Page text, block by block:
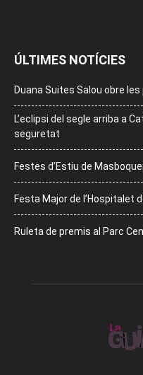
ÚLTIMES NOTÍCIES
Duana Suites Salou obre
L’eclipsi del segle arriba a
seguretat
Festes d’Estiu de
Festa Major de l’Hospitalet
Ruleta de premis al Parc